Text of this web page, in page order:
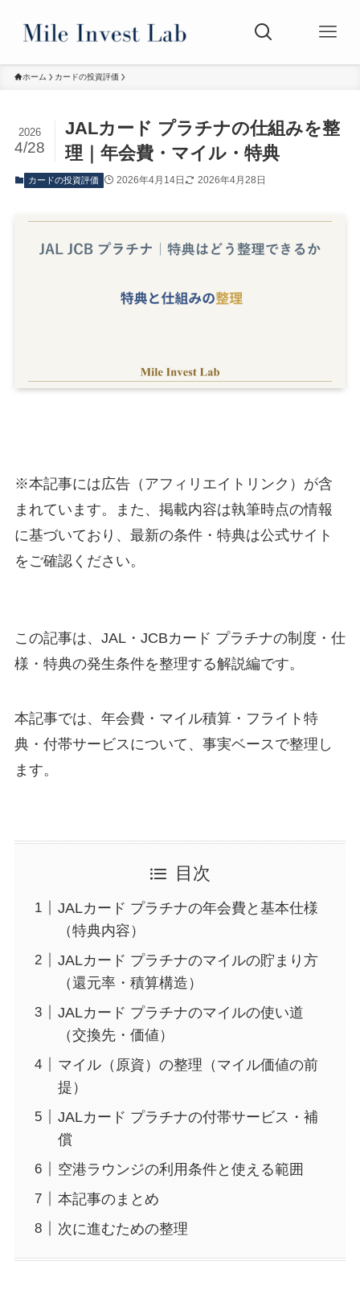
ホーム カードの投資評価
JALカード プラチナの仕組みを整
理｜年会費・マイル・特典
2026
4/28
カードの投資評価 2026年4月14日 2026年4月28日
※本記事には広告（アフィリエイトリンク）が含
まれています。また、掲載内容は執筆時点の情報
に基づいており、最新の条件・特典は公式サイト
をご確認ください。
この記事は、JAL・JCBカード プラチナの制度・仕
様・特典の発生条件を整理する解説編です。
本記事では、年会費・マイル積算・フライト特
典・付帯サービスについて、事実ベースで整理し
ます。
目次
JALカード プラチナの年会費と基本仕様
（特典内容）
JALカード プラチナのマイルの貯まり方
（還元率・積算構造）
JALカード プラチナのマイルの使い道
（交換先・価値）
マイル（原資）の整理（マイル価値の前
提）
JALカード プラチナの付帯サービス・補
償
空港ラウンジの利用条件と使える範囲
本記事のまとめ
次に進むための整理